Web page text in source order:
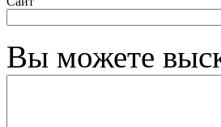
Вы можете